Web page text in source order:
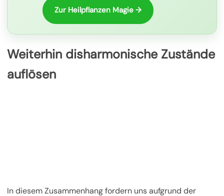
Zur Heilpflanzen Magie →
Weiterhin disharmonische Zustände
auflösen
In diesem Zusammenhang fordern uns aufgrund der